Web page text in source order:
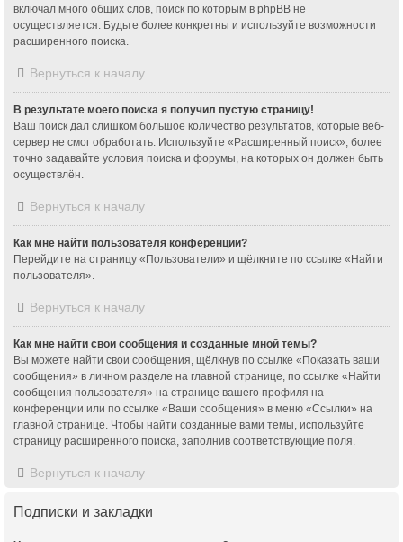
включал много общих слов, поиск по которым в phpBB не
осуществляется. Будьте более конкретны и используйте возможности
расширенного поиска.
Вернуться к началу
В результате моего поиска я получил пустую страницу!
Ваш поиск дал слишком большое количество результатов, которые веб-
сервер не смог обработать. Используйте «Расширенный поиск», более
точно задавайте условия поиска и форумы, на которых он должен быть
осуществлён.
Вернуться к началу
Как мне найти пользователя конференции?
Перейдите на страницу «Пользователи» и щёлкните по ссылке «Найти
пользователя».
Вернуться к началу
Как мне найти свои сообщения и созданные мной темы?
Вы можете найти свои сообщения, щёлкнув по ссылке «Показать ваши
сообщения» в личном разделе на главной странице, по ссылке «Найти
сообщения пользователя» на странице вашего профиля на
конференции или по ссылке «Ваши сообщения» в меню «Ссылки» на
главной странице. Чтобы найти созданные вами темы, используйте
страницу расширенного поиска, заполнив соответствующие поля.
Вернуться к началу
Подписки и закладки